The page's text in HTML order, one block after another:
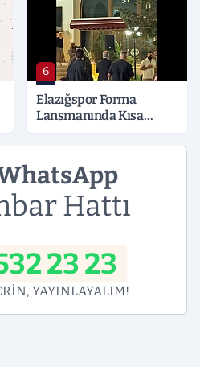
6
Elazığspor Forma
Lansmanında Kısa
Hattı
23 23
YAYINLAYALIM!